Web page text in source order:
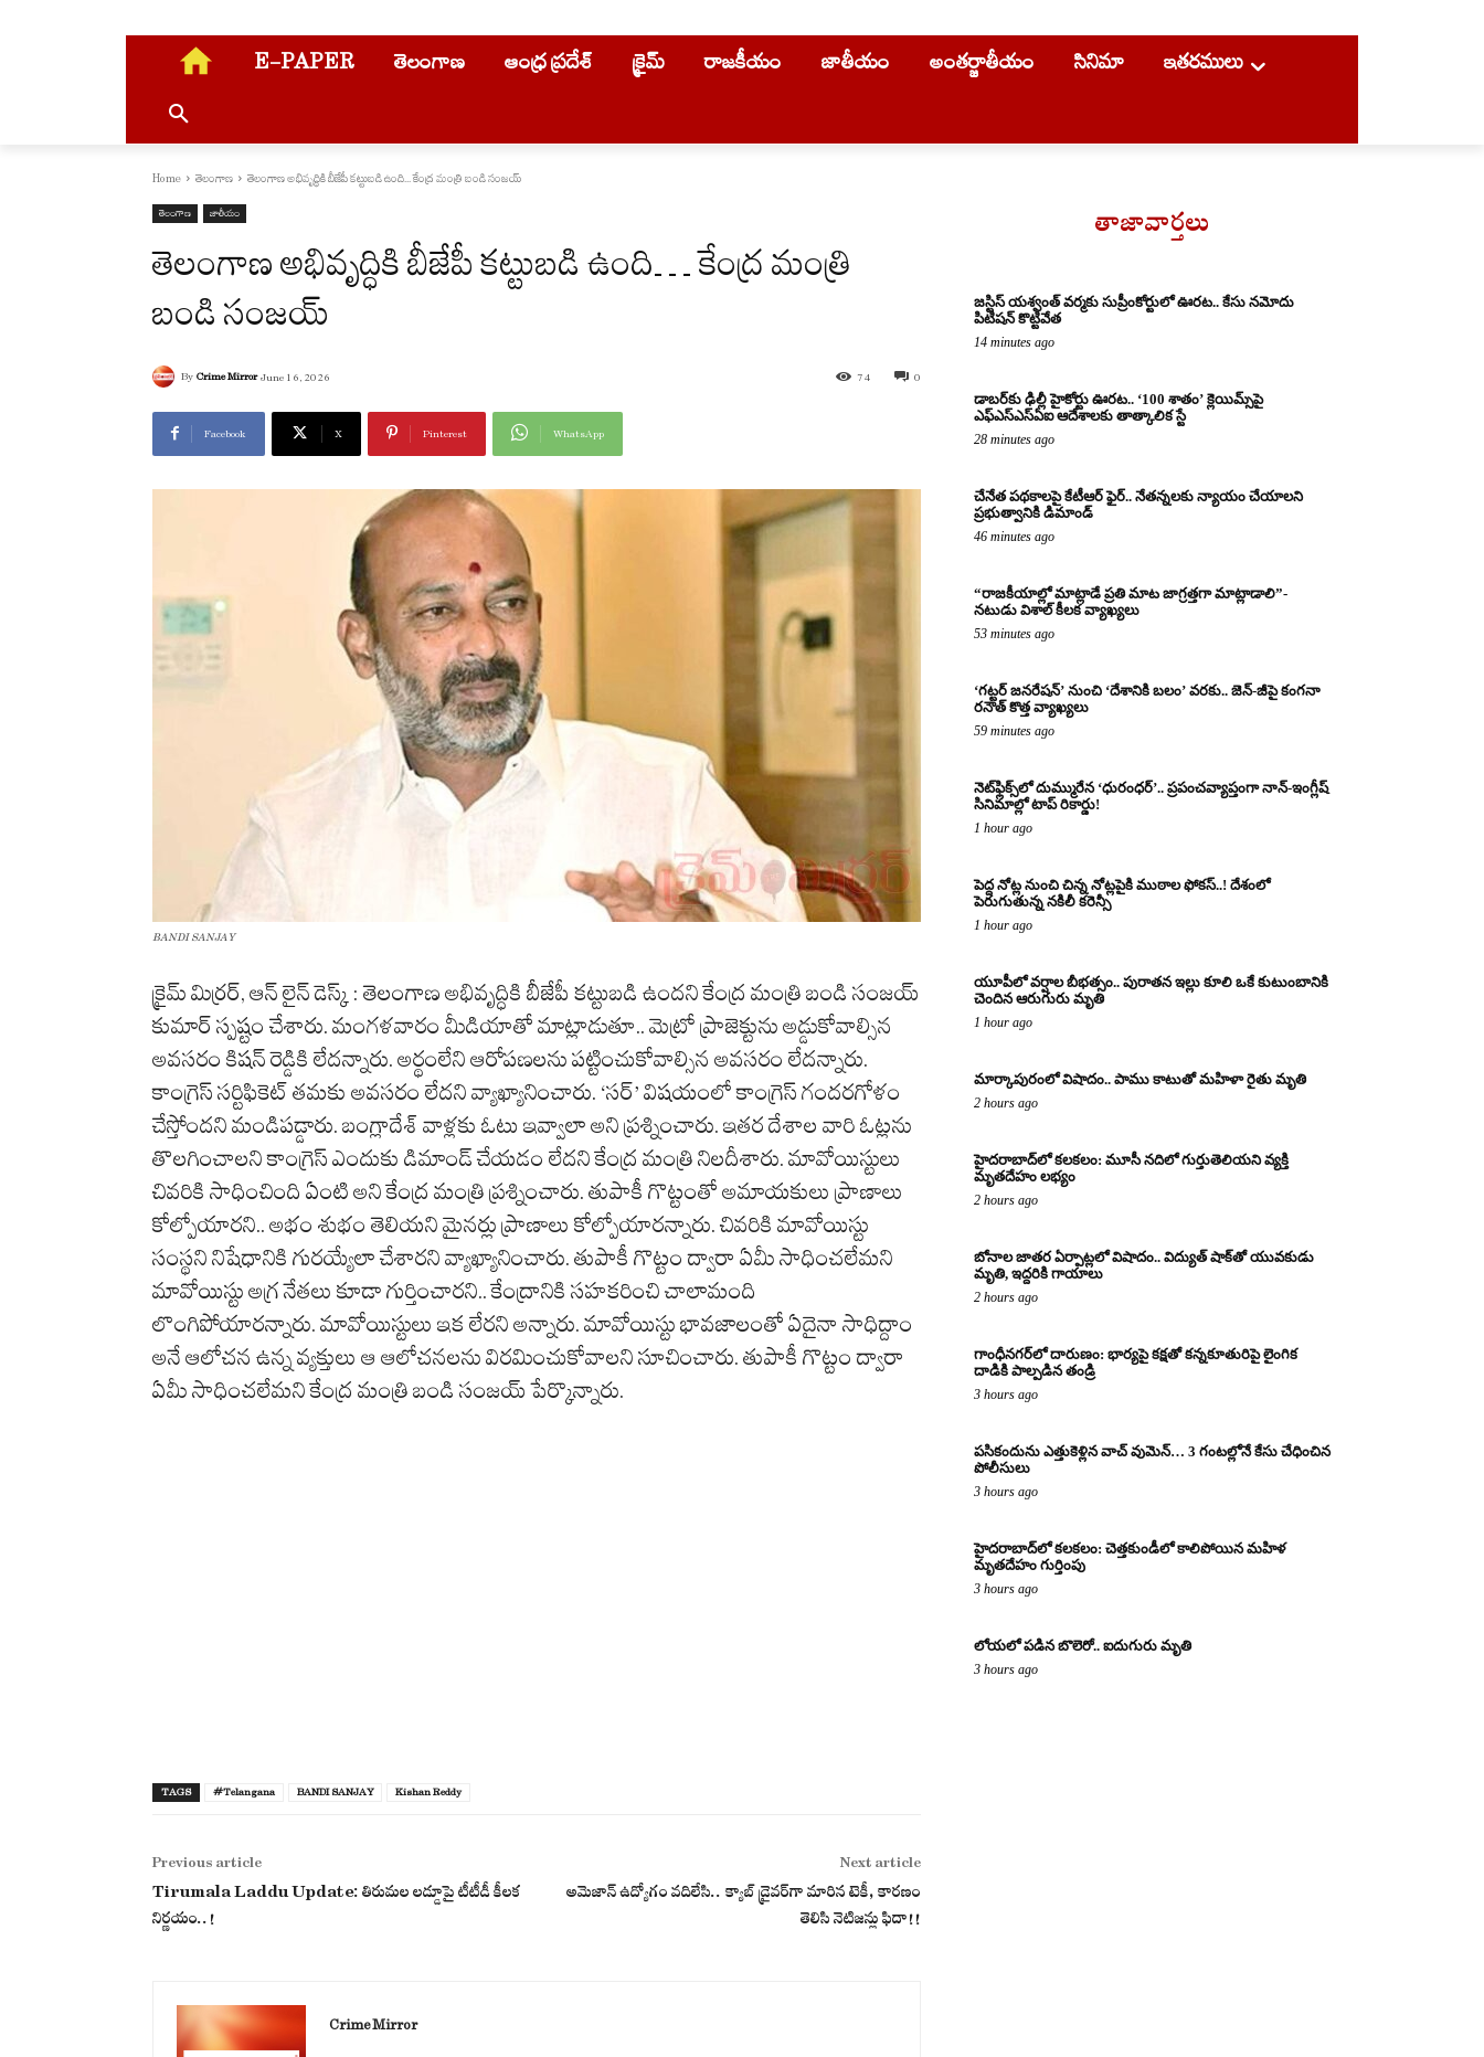
E-PAPER తెలంగాణ ఆంధ్ర ప్రదేశ్ క్రైమ్ రాజకీయం జాతీయం అంతర్జాతీయం సినిమా ఇతరములు
Home తెలంగాణ తెలంగాణ అభివృద్ధికి బీజేపీ కట్టుబడి ఉంది... కేంద్ర మంత్రి బండి సంజయ్
తెలంగాణ జాతీయం
తెలంగాణ అభివృద్ధికి బీజేపీ కట్టుబడి ఉంది… కేంద్ర మంత్రి
బండి సంజయ్
By Crime Mirror June 16, 2026 0
74
Facebook X Pinterest WhatsApp
BANDI SANJAY
క్రైమ్ మిర్రర్, ఆన్ లైన్ డెస్క్ : తెలంగాణ అభివృద్ధికి బీజేపీ కట్టుబడి ఉందని కేంద్ర మంత్రి బండి సంజయ్
కుమార్ స్పష్టం చేశారు. మంగళవారం మీడియాతో మాట్లాడుతూ.. మెట్రో ప్రాజెక్టును అడ్డుకోవాల్సిన
అవసరం కిషన్ రెడ్డికి లేదన్నారు. అర్థంలేని ఆరోపణలను పట్టించుకోవాల్సిన అవసరం లేదన్నారు.
కాంగ్రెస్ సర్టిఫికెట్ తమకు అవసరం లేదని వ్యాఖ్యానించారు. ‘సర్’ విషయంలో కాంగ్రెస్ గందరగోళం
చేస్తోందని మండిపడ్డారు. బంగ్లాదేశ్ వాళ్లకు ఓటు ఇవ్వాలా అని ప్రశ్నించారు. ఇతర దేశాల వారి ఓట్లను
తొలగించాలని కాంగ్రెస్ ఎందుకు డిమాండ్ చేయడం లేదని కేంద్ర మంత్రి నిలదీశారు. మావోయిస్టులు
చివరికి సాధించింది ఏంటి అని కేంద్ర మంత్రి ప్రశ్నించారు. తుపాకీ గొట్టంతో అమాయకులు ప్రాణాలు
కోల్పోయారని.. అభం శుభం తెలియని మైనర్లు ప్రాణాలు కోల్పోయారన్నారు. చివరికి మావోయిస్టు
సంస్థని నిషేధానికి గురయ్యేలా చేశారని వ్యాఖ్యానించారు. తుపాకీ గొట్టం ద్వారా ఏమీ సాధించలేమని
మావోయిస్టు అగ్ర నేతలు కూడా గుర్తించారని.. కేంద్రానికి సహకరించి చాలామంది
లొంగిపోయారన్నారు. మావోయిస్టులు ఇక లేరని అన్నారు. మావోయిస్టు భావజాలంతో ఏదైనా సాధిద్దాం
అనే ఆలోచన ఉన్న వ్యక్తులు ఆ ఆలోచనలను విరమించుకోవాలని సూచించారు. తుపాకీ గొట్టం ద్వారా
ఏమీ సాధించలేమని కేంద్ర మంత్రి బండి సంజయ్ పేర్కొన్నారు.
TAGS #Telangana BANDI SANJAY Kishan Reddy
Previous article
Tirumala Laddu Update: తిరుమల లడ్డూపై టీటీడీ కీలక
నిర్ణయం..!
Next article
అమెజాన్ ఉద్యోగం వదిలేసి.. క్యాబ్ డ్రైవర్‌గా మారిన టెకీ, కారణం
తెలిసి నెటిజన్లు ఫిదా!!
Crime Mirror
తాజావార్తలు
జస్టిస్ యశ్వంత్ వర్మకు సుప్రీంకోర్టులో ఊరట.. కేసు నమోదు
పిటిషన్ కొట్టివేత
14 minutes ago
డాబర్‌కు ఢిల్లీ హైకోర్టు ఊరట.. ‘100 శాతం’ క్లెయిమ్స్‌పై
ఎఫ్‌ఎస్‌ఎస్‌ఏఐ ఆదేశాలకు తాత్కాలిక స్టే
28 minutes ago
చేనేత పథకాలపై కేటీఆర్ ఫైర్.. నేతన్నలకు న్యాయం చేయాలని
ప్రభుత్వానికి డిమాండ్
46 minutes ago
“రాజకీయాల్లో మాట్లాడే ప్రతి మాట జాగ్రత్తగా మాట్లాడాలి”-
నటుడు విశాల్ కీలక వ్యాఖ్యలు
53 minutes ago
‘గట్టర్ జనరేషన్’ నుంచి ‘దేశానికి బలం’ వరకు.. జెన్-జీపై కంగనా
రనౌత్ కొత్త వ్యాఖ్యలు
59 minutes ago
నెట్‌ఫ్లిక్స్‌లో దుమ్మురేన ‘ధురంధర్’.. ప్రపంచవ్యాప్తంగా నాన్-ఇంగ్లీష్
సినిమాల్లో టాప్ రికార్డు!
1 hour ago
పెద్ద నోట్ల నుంచి చిన్న నోట్లపైకి ముఠాల ఫోకస్..! దేశంలో
పెరుగుతున్న నకిలీ కరెన్సీ
1 hour ago
యూపీలో వర్షాల బీభత్సం.. పురాతన ఇల్లు కూలి ఒకే కుటుంబానికి
చెందిన ఆరుగురు మృతి
1 hour ago
మార్కాపురంలో విషాదం.. పాము కాటుతో మహిళా రైతు మృతి
2 hours ago
హైదరాబాద్‌లో కలకలం: మూసీ నదిలో గుర్తుతెలియని వ్యక్తి
మృతదేహం లభ్యం
2 hours ago
బోనాల జాతర ఏర్పాట్లలో విషాదం.. విద్యుత్ షాక్‌తో యువకుడు
మృతి, ఇద్దరికి గాయాలు
2 hours ago
గాంధీనగర్‌లో దారుణం: భార్యపై కక్షతో కన్నకూతురిపై లైంగిక
దాడికి పాల్పడిన తండ్రి
3 hours ago
పసికందును ఎత్తుకెళ్లిన వాచ్ వుమెన్… 3 గంటల్లోనే కేసు చేధించిన
పోలీసులు
3 hours ago
హైదరాబాద్‌లో కలకలం: చెత్తకుండీలో కాలిపోయిన మహిళ
మృతదేహం గుర్తింపు
3 hours ago
లోయలో పడిన బొలెరో.. ఐదుగురు మృతి
3 hours ago